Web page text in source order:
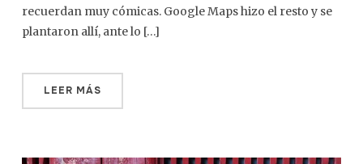
recuerdan muy cómicas. Google Maps hizo el resto y se
plantaron allí, ante lo […]
LEER MÁS